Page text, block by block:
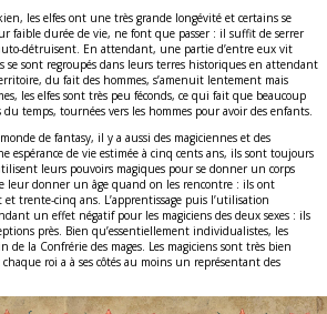
les elfes ont une très grande longévité et certains se
faible durée de vie, ne font que passer : il suffit de serrer
détruisent. En attendant, une partie d’entre eux vit
se sont regroupés dans leurs terres historiques en attendant
du fait des hommes, s’amenuit lentement mais
les elfes sont très peu féconds, ce qui fait que beaucoup
du temps, tournées vers les hommes pour avoir des enfants.
de fantasy, il y a aussi des magiciennes et des
espérance de vie estimée à cinq cents ans, ils sont toujours
leurs pouvoirs magiques pour se donner un corps
leur donner un âge quand on les rencontre : ils ont
trente-cinq ans. L’apprentissage puis l’utilisation
un effet négatif pour les magiciens des deux sexes : ils
près. Bien qu’essentiellement individualistes, les
de la Confrérie des mages. Les magiciens sont très bien
roi a à ses côtés au moins un représentant des